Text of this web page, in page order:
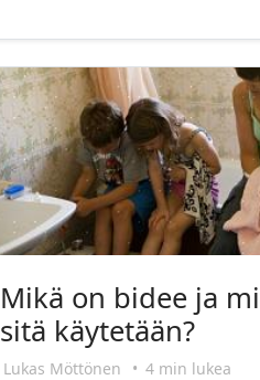
Mikä on bidee ja
sitä käytetään?
Lukas Möttönen • 4 min lukea